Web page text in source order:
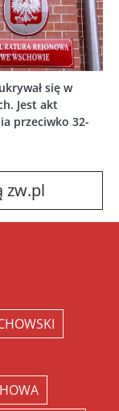
się w
Jest akt
przeciwko 32-
zw.pl